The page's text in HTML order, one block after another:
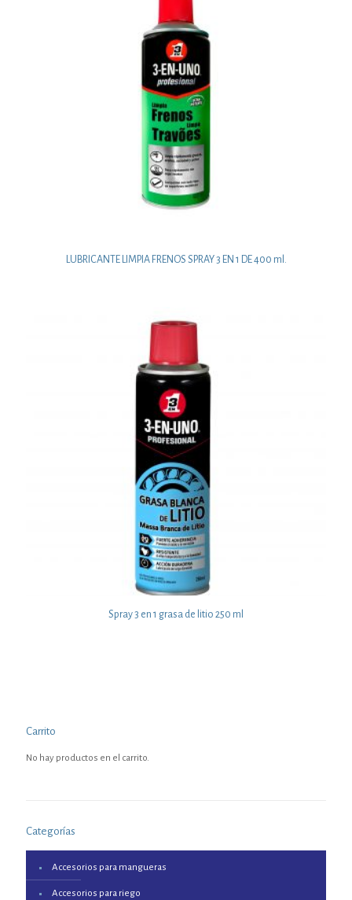
LUBRICANTE LIMPIA FRENOS SPRAY 3 EN 1 DE 400 ml.
Spray 3 en 1 grasa de litio 250 ml
Carrito
No hay productos en el carrito.
Categorías
Accesorios para mangueras
Accesorios para riego